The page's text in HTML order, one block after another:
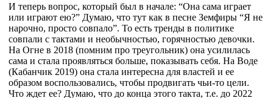
И теперь вопрос, который был в начале: “Она сама играет
или играют ею?” Думаю, что тут как в песне Земфиры “Я не
нарочно, просто совпало”. То есть тренды в политике
совпали с тактами и необычностью, горячностью девочки.
На Огне в 2018 (помним про треугольник) она усилилась
сама и стала проявляться больше, показывать себя. На Воде
(Кабанчик 2019) она стала интересна для властей и ее
образом воспользовались, чтобы продвигать чьи-то цели.
Что ждет ее? Думаю, что до конца этого такта, т.е. до 2022